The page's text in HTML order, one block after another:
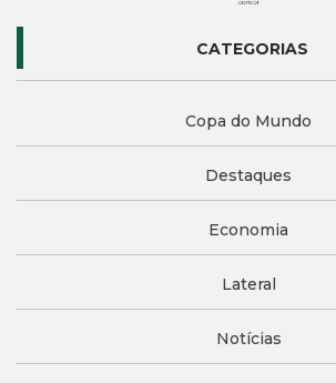
CATEGORIAS
Copa do Mundo
Destaques
Economia
Lateral
Notícias